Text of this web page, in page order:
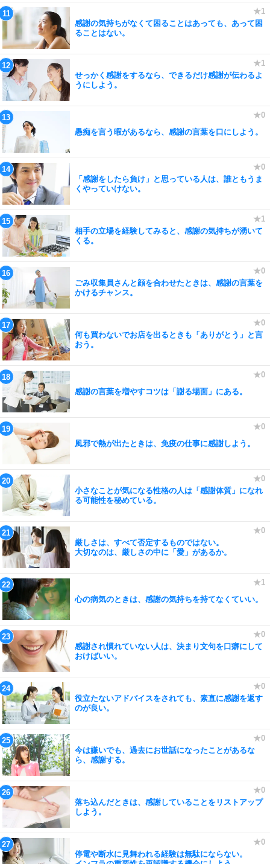
感謝の気持ちがなくて困ることはあっても、あって困
ることはない。
せっかく感謝をするなら、できるだけ感謝が伝わるよ
うにしよう。
愚痴を言う暇があるなら、感謝の言葉を口にしよう。
「感謝をしたら負け」と思っている人は、誰ともうま
くやっていけない。
相手の立場を経験してみると、感謝の気持ちが湧いて
くる。
ごみ収集員さんと顔を合わせたときは、感謝の言葉を
かけるチャンス。
何も買わないでお店を出るときも「ありがとう」と言
おう。
感謝の言葉を増やすコツは「謝る場面」にある。
風邪で熱が出たときは、免疫の仕事に感謝しよう。
小さなことが気になる性格の人は「感謝体質」になれ
る可能性を秘めている。
厳しさは、すべて否定するものではない。
大切なのは、厳しさの中に「愛」があるか。
心の病気のときは、感謝の気持ちを持てなくていい。
感謝され慣れていない人は、決まり文句を口癖にして
おけばいい。
役立たないアドバイスをされても、素直に感謝を返す
のが良い。
今は嫌いでも、過去にお世話になったことがあるな
ら、感謝する。
落ち込んだときは、感謝していることをリストアップ
しよう。
停電や断水に見舞われる経験は無駄にならない。